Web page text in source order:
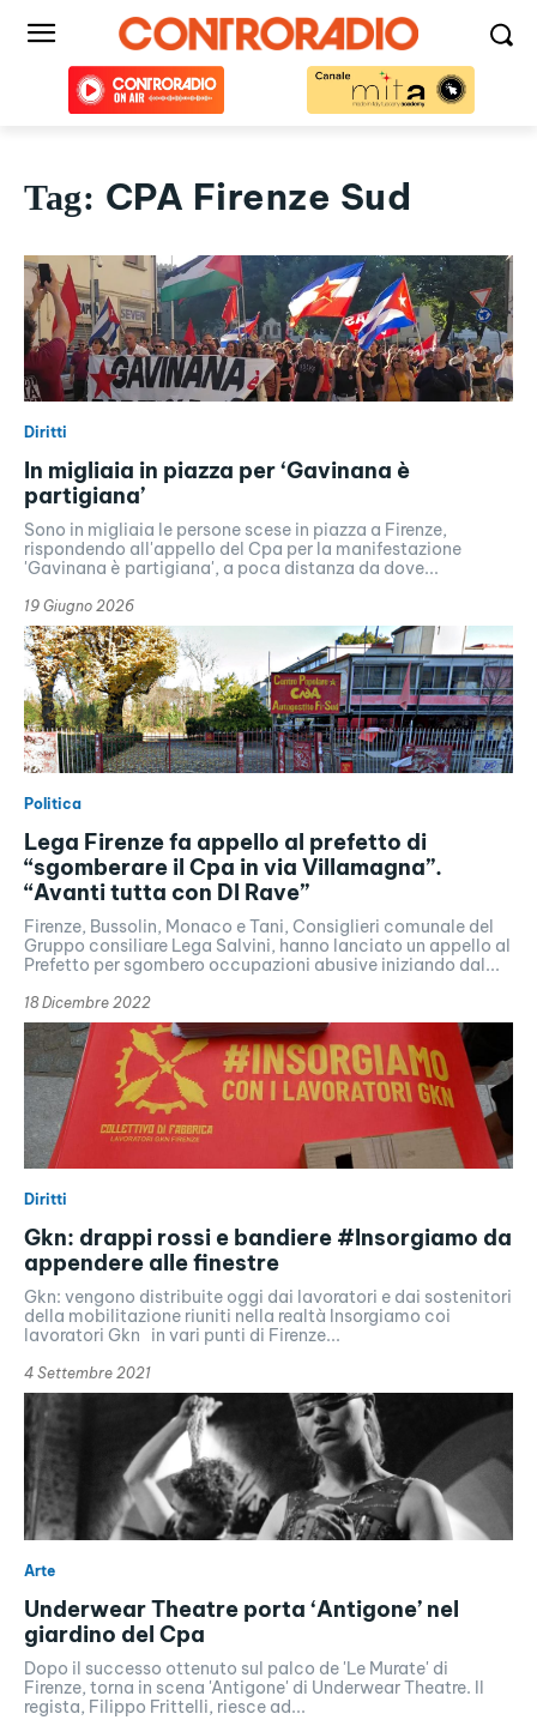
Tag: CPA Firenze Sud
Diritti
In migliaia in piazza per ‘Gavinana è
partigiana’
Sono in migliaia le persone scese in piazza a Firenze,
rispondendo all'appello del Cpa per la manifestazione
'Gavinana è partigiana', a poca distanza da dove...
19 Giugno 2026
Politica
Lega Firenze fa appello al prefetto di
“sgomberare il Cpa in via Villamagna”.
“Avanti tutta con Dl Rave”
Firenze, Bussolin, Monaco e Tani, Consiglieri comunale del
Gruppo consiliare Lega Salvini, hanno lanciato un appello al
Prefetto per sgombero occupazioni abusive iniziando dal...
18 Dicembre 2022
Diritti
Gkn: drappi rossi e bandiere #Insorgiamo da
appendere alle finestre
Gkn: vengono distribuite oggi dai lavoratori e dai sostenitori
della mobilitazione riuniti nella realtà Insorgiamo coi
lavoratori Gkn in vari punti di Firenze...
4 Settembre 2021
Arte
Underwear Theatre porta ‘Antigone’ nel
giardino del Cpa
Dopo il successo ottenuto sul palco de 'Le Murate' di
Firenze, torna in scena 'Antigone' di Underwear Theatre. Il
regista, Filippo Frittelli, riesce ad...